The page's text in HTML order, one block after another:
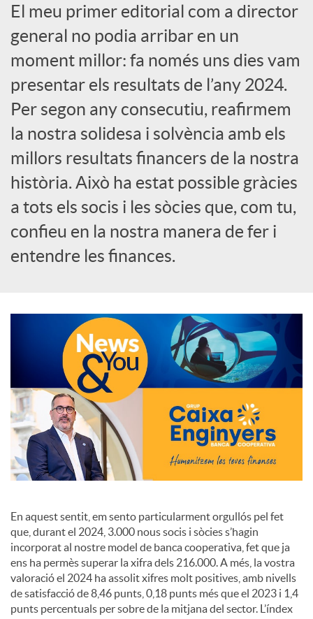
a
X
a
r
x
e
c
i
a
l
s
El meu primer editorial com a director
general no podia arribar en un
moment millor: fa només uns dies vam
presentar els resultats de l’any 2024.
Per segon any consecutiu, reafirmem
la nostra solidesa i solvència amb els
millors resultats financers de la nostra
història. Això ha estat possible gràcies
a tots els socis i les sòcies que, com tu,
confieu en la nostra manera de fer i
entendre les finances.
En aquest sentit, em sento particularment orgullós pel fet
que, durant el 2024, 3.000 nous socis i sòcies s’hagin
incorporat al nostre model de banca cooperativa, fet que ja
ens ha permès superar la xifra dels 216.000. A més, la vostra
valoració el 2024 ha assolit xifres molt positives, amb nivells
de satisfacció de 8,46 punts, 0,18 punts més que el 2023 i 1,4
punts percentuals per sobre de la mitjana del sector. L’índex